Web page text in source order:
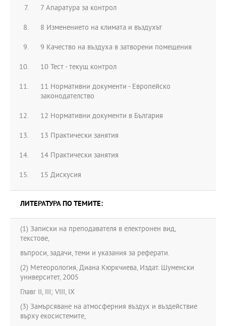
7 Апаратура за контрол
8 Изменението на климата и въздухът
9 Качество на въздуха в затворени помещения
10 Тест - текущ контрол
11 Нормативни документи - Европейско
законодателство
12 Нормативни документи в България
13 Практически занятия
14 Практически занятия
15 Дискусия
ЛИТЕРАТУРА ПО ТЕМИТЕ:
(1) Записки на преподавателя в електронен вид,
текстове,
въпроси, задачи, теми и указания за реферати.
(2) Метеорология, Диана Кюркчиева, Издат. Шуменски
университет, 2005
Главr II, III; VIII, IX
(3) Замърсяване на атмосферния въздух и въздействие
върху екосистемите,